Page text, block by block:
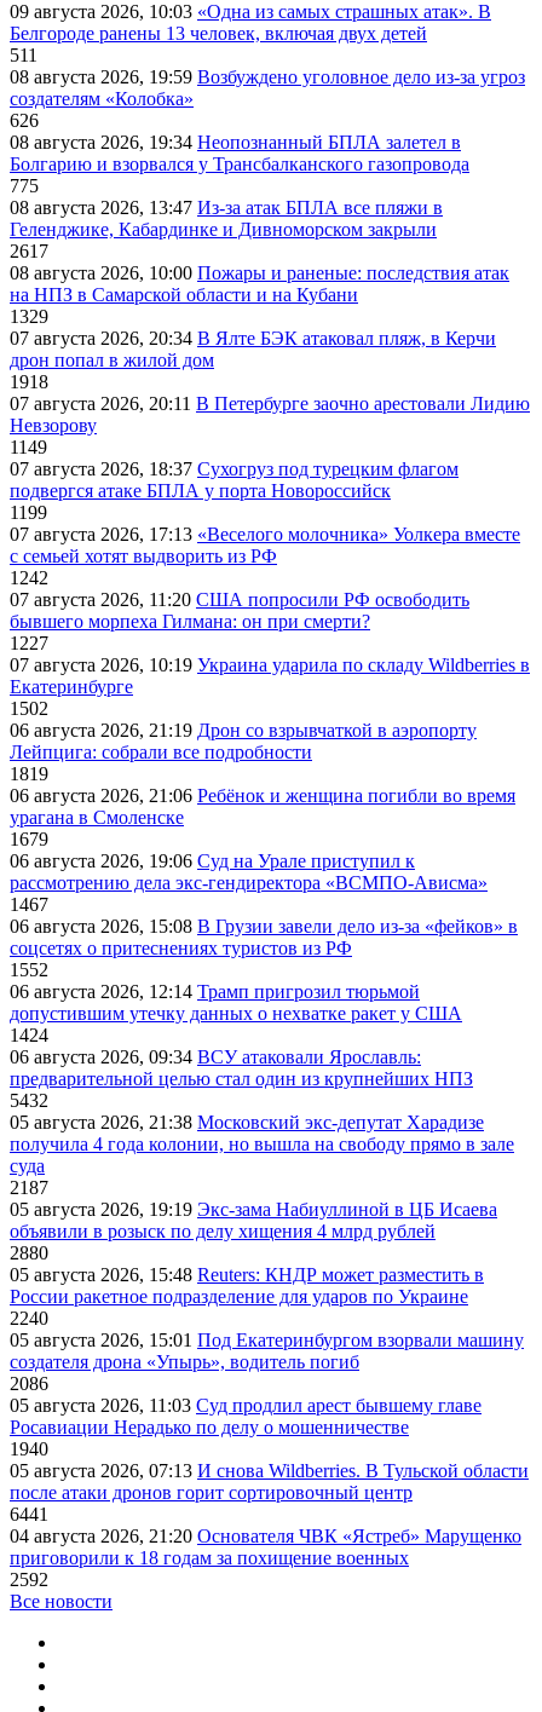
09 августа 2026, 10:03 «Одна из самых страшных атак». В
Белгороде ранены 13 человек, включая двух детей
511
08 августа 2026, 19:59 Возбуждено уголовное дело из-за угроз
создателям «Колобка»
626
08 августа 2026, 19:34 Неопознанный БПЛА залетел в
Болгарию и взорвался у Трансбалканского газопровода
775
08 августа 2026, 13:47 Из-за атак БПЛА все пляжи в
Геленджике, Кабардинке и Дивноморском закрыли
2617
08 августа 2026, 10:00 Пожары и раненые: последствия атак
на НПЗ в Самарской области и на Кубани
1329
07 августа 2026, 20:34 В Ялте БЭК атаковал пляж, в Керчи
дрон попал в жилой дом
1918
07 августа 2026, 20:11 В Петербурге заочно арестовали Лидию
Невзорову
1149
07 августа 2026, 18:37 Сухогруз под турецким флагом
подвергся атаке БПЛА у порта Новороссийск
1199
07 августа 2026, 17:13 «Веселого молочника» Уолкера вместе
с семьей хотят выдворить из РФ
1242
07 августа 2026, 11:20 США попросили РФ освободить
бывшего морпеха Гилмана: он при смерти?
1227
07 августа 2026, 10:19 Украина ударила по складу Wildberries в
Екатеринбурге
1502
06 августа 2026, 21:19 Дрон со взрывчаткой в аэропорту
Лейпцига: собрали все подробности
1819
06 августа 2026, 21:06 Ребёнок и женщина погибли во время
урагана в Смоленске
1679
06 августа 2026, 19:06 Суд на Урале приступил к
рассмотрению дела экс-гендиректора «ВСМПО-Ависма»
1467
06 августа 2026, 15:08 В Грузии завели дело из-за «фейков» в
соцсетях о притеснениях туристов из РФ
1552
06 августа 2026, 12:14 Трамп пригрозил тюрьмой
допустившим утечку данных о нехватке ракет у США
1424
06 августа 2026, 09:34 ВСУ атаковали Ярославль:
предварительной целью стал один из крупнейших НПЗ
5432
05 августа 2026, 21:38 Московский экс-депутат Харадизе
получила 4 года колонии, но вышла на свободу прямо в зале
суда
2187
05 августа 2026, 19:19 Экс-зама Набиуллиной в ЦБ Исаева
объявили в розыск по делу хищения 4 млрд рублей
2880
05 августа 2026, 15:48 Reuters: КНДР может разместить в
России ракетное подразделение для ударов по Украине
2240
05 августа 2026, 15:01 Под Екатеринбургом взорвали машину
создателя дрона «Упырь», водитель погиб
2086
05 августа 2026, 11:03 Суд продлил арест бывшему главе
Росавиации Нерадько по делу о мошенничестве
1940
05 августа 2026, 07:13 И снова Wildberries. В Тульской области
после атаки дронов горит сортировочный центр
6441
04 августа 2026, 21:20 Основателя ЧВК «Ястреб» Марущенко
приговорили к 18 годам за похищение военных
2592
Все новости